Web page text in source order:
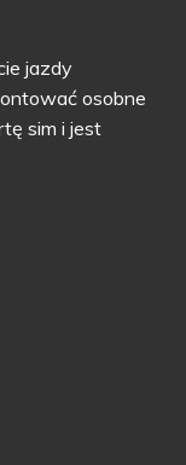
jazdy
osobne
sim i jest